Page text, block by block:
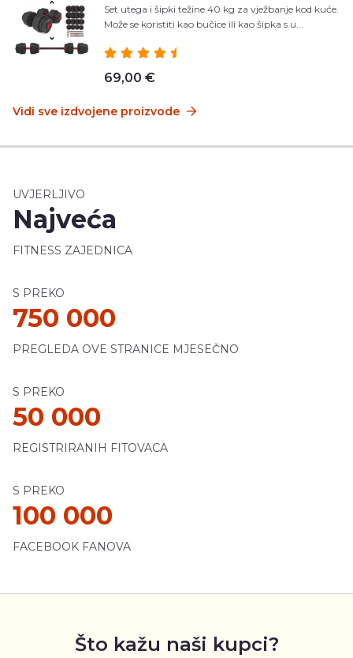
Set utega i šipki težine 40 kg za vježbanje kod kuće.
Može se koristiti kao bučice ili kao šipka s u...
69,00 €
Vidi sve izdvojene proizvode
UVJERLJIVO
Najveća
FITNESS ZAJEDNICA
S PREKO
750 000
PREGLEDA OVE STRANICE MJESEČNO
S PREKO
50 000
REGISTRIRANIH FITOVACA
S PREKO
100 000
FACEBOOK FANOVA
Što kažu naši kupci?